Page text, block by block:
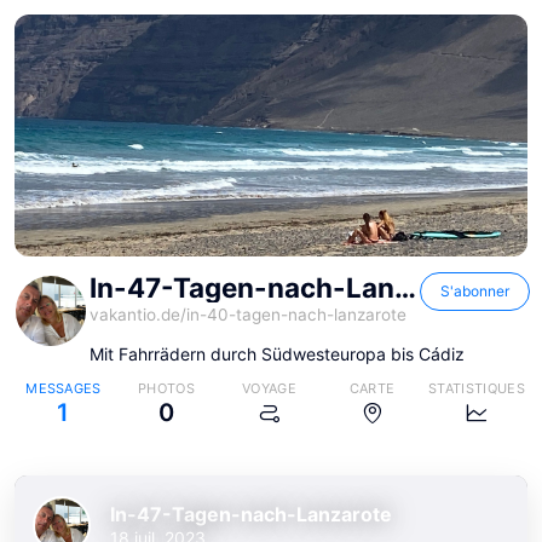
In-47-Tagen-nach-Lanzarote
vakantio.de/in-40-tagen-nach-lanzarote
S'abonner
Mit Fahrrädern durch Südwesteuropa bis Cádiz
MESSAGES
1
PHOTOS
0
VOYAGE CARTE STATISTIQUES
In-47-Tagen-nach-Lanzarote